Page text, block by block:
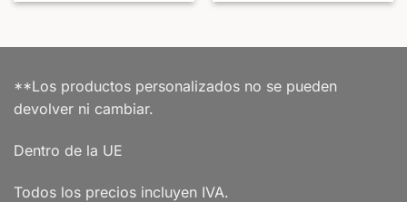
**Los productos personalizados no se pueden
devolver ni cambiar.
Dentro de la UE
Todos los precios incluyen IVA.